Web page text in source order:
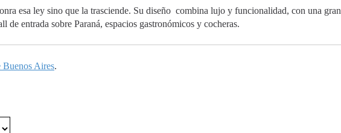
esa ley sino que la trasciende. Su diseño combina lujo y funcionalidad, con una gran
de entrada sobre Paraná, espacios gastronómicos y cocheras.
Buenos Aires.